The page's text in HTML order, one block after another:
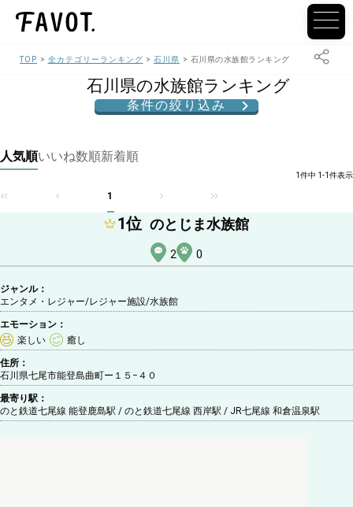
TOP 全カテゴリーランキング 石川県 石川県の水族館ランキング
石川県の水族館ランキング
条件の絞り込み
人気順いいね数順新着順
1件中 1-1件表示
1
1位 のとじま水族館
2 0
ジャンル：
エンタメ・レジャー/レジャー施設/水族館
エモーション：
楽しい
癒し
住所：
石川県七尾市能登島曲町ー１５−４０
最寄り駅：
のと鉄道七尾線 能登鹿島駅 / のと鉄道七尾線 西岸駅 / JR七尾線 和倉温泉駅